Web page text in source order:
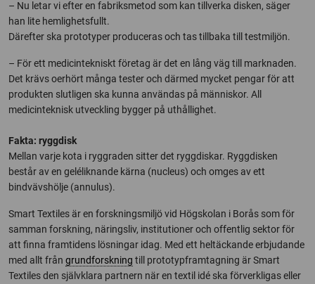
– Nu letar vi efter en fabriksmetod som kan tillverka disken, säger
han lite hemlighetsfullt.
Därefter ska prototyper produceras och tas tillbaka till testmiljön.
– För ett medicintekniskt företag är det en lång väg till marknaden.
Det krävs oerhört många tester och därmed mycket pengar för att
produkten slutligen ska kunna användas på människor. All
medicinteknisk utveckling bygger på uthållighet.
Fakta: ryggdisk
Mellan varje kota i ryggraden sitter det ryggdiskar. Ryggdisken
består av en geléliknande kärna (nucleus) och omges av ett
bindvävshölje (annulus).
Smart Textiles är en forskningsmiljö vid Högskolan i Borås som för
samman forskning, näringsliv, institutioner och offentlig sektor för
att finna framtidens lösningar idag. Med ett heltäckande erbjudande
med allt från grundforskning till prototypframtagning är Smart
Textiles den självklara partnern när en textil idé ska förverkligas eller